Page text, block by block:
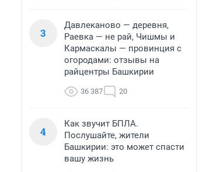
3
Давлеканово — деревня,
Раевка — не рай, Чишмы и
Кармаскалы — провинция с
огородами: отзывы на
райцентры Башкирии
36 387 20
4
Как звучит БПЛА.
Послушайте, жители
Башкирии: это может спасти
вашу жизнь